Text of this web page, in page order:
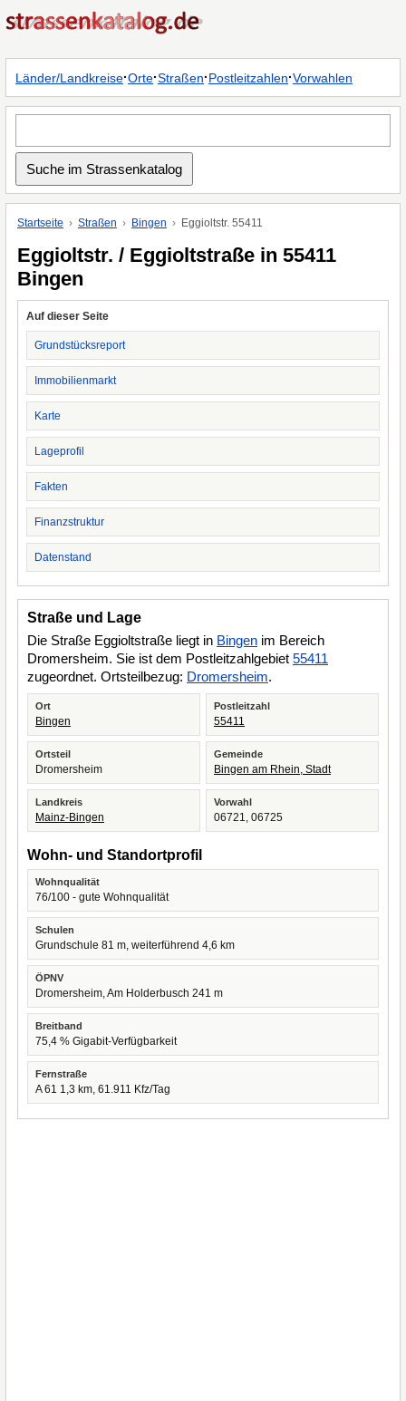
Länder/Landkreise·Orte·Straßen·Postleitzahlen·Vorwahlen
Startseite Straßen Bingen Eggioltstr. 55411
Eggioltstr. / Eggioltstraße in 55411
Bingen
Auf dieser Seite
Grundstücksreport
Immobilienmarkt
Karte
Lageprofil
Fakten
Finanzstruktur
Datenstand
Straße und Lage
Die Straße Eggioltstraße liegt in Bingen im Bereich
Dromersheim. Sie ist dem Postleitzahlgebiet 55411
zugeordnet. Ortsteilbezug: Dromersheim.
Ort
Bingen
Postleitzahl
55411
Ortsteil
Dromersheim
Gemeinde
Bingen am Rhein, Stadt
Landkreis
Mainz-Bingen
Vorwahl
06721, 06725
Wohn- und Standortprofil
Wohnqualität
76/100 - gute Wohnqualität
Schulen
Grundschule 81 m, weiterführend 4,6 km
ÖPNV
Dromersheim, Am Holderbusch 241 m
Breitband
75,4 % Gigabit-Verfügbarkeit
Fernstraße
A 61 1,3 km, 61.911 Kfz/Tag